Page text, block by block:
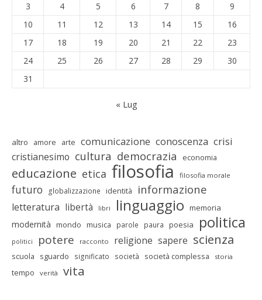
3
4 5 6 7 8
9
10
11 12 13 14 15
16
17
18 19 20 21 22
23
24
25 26 27 28 29
30
31
« Lug
altro amore arte comunicazione conoscenza crisi
cristianesimo cultura democrazia economia
educazione etica filosofia filosofia morale
futuro globalizzazione identità informazione
letteratura libertà libri linguaggio memoria
modernità mondo musica parole paura poesia politica
politici potere racconto religione sapere scienza
scuola sguardo significato società società complessa storia
tempo verità vita